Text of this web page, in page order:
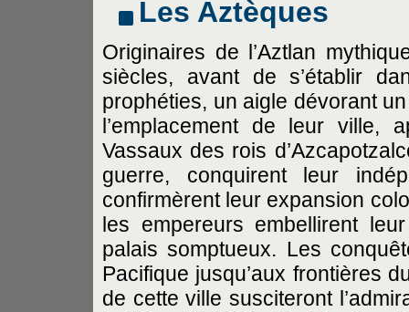
Les Aztèques
Originaires de l’Aztlan
siècles, avant de s’établir
prophéties, un aigle dévorant
l’emplacement de leur ville,
Vassaux des rois
guerre, conquirent leur
confirmèrent leur expansion
les empereurs embellirent
palais somptueux. Les
Pacifique jusqu’aux frontières
de cette ville susciteront